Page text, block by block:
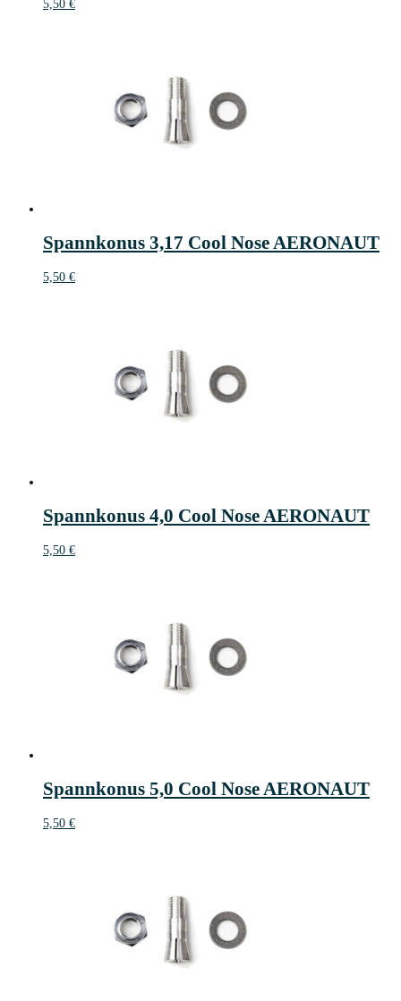
5,50 €
Spannkonus 3,17 Cool Nose AERONAUT
5,50 €
Spannkonus 4,0 Cool Nose AERONAUT
5,50 €
Spannkonus 5,0 Cool Nose AERONAUT
5,50 €